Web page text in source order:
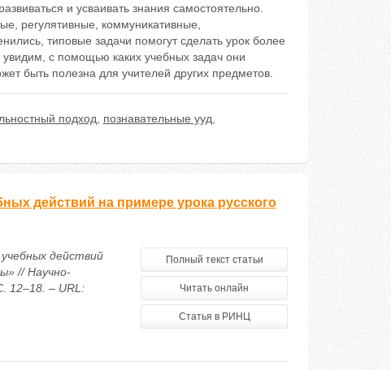
и усваивать знания самостоятельно.
регулятивные, коммуникативные,
типовые задачи помогут сделать урок более
с помощью каких учебных задач они
быть полезна для учителей других предметов.
подход познавательные ууд
действий на примере урока русского
действий
// Научно-
12–18. – URL:
Полный текст статьи
Читать онлайн
Статья в РИНЦ